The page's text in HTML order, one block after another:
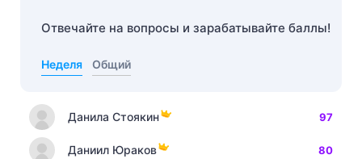
Отвечайте на вопросы и зарабатывайте баллы!
Неделя Общий
Данила Стоякин 97
Даниил Юраков 80